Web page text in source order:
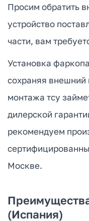
Просим обратить
устройство
части, вам
Установка
сохраняя
монтажа тсу
дилерской
рекомендуем
Москве.
(Испания)